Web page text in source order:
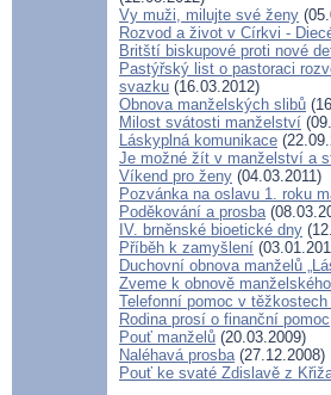
Vy muži, milujte své ženy
Rozvod a život v Církvi -
Britští biskupové proti nové
Pastýřský list o pastoraci
svazku (16.03.2012)
Obnova manželských slibů
Milost svátosti manželství
Láskyplná komunikace
Je možné žít v manželství a
Víkend pro ženy (04.03.2011)
Pozvánka na oslavu 1. roku
Poděkování a prosba
IV. brněnské bioetické dny
Příběh k zamyšlení
Duchovní obnova manželů
Zveme k obnově
Telefonní pomoc v
Rodina prosí o finanční pomoc
Pouť manželů (20.03.2009)
Naléhavá prosba(27.12.2008)
Pouť ke svaté Zdislavě z